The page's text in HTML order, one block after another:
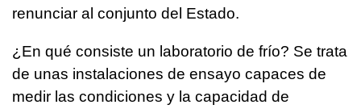
renunciar al conjunto del Estado.
¿En qué consiste un laboratorio de frío? Se trata
de unas instalaciones de ensayo capaces de
medir las condiciones y la capacidad de